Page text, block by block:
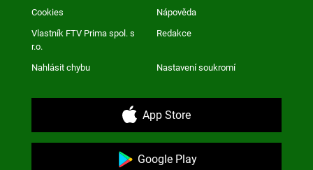
Cookies Nápověda
Vlastník FTV Prima spol. s
r.o.
Redakce
Nahlásit chybu Nastavení soukromí
App Store
Google Play